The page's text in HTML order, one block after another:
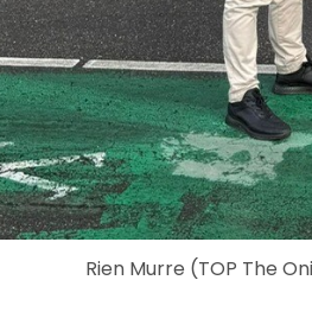
Rien Murre (TOP The